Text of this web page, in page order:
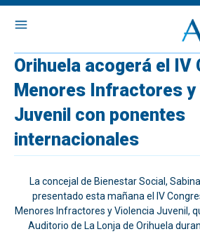
Orihuela acogerá el IV
Menores Infractores
Juvenil con ponentes
internacionales
La concejal de Bienestar Social,
presentado esta mañana el IV
Menores Infractores y Violencia Juvenil,
Auditorio de La Lonja de Orihuela